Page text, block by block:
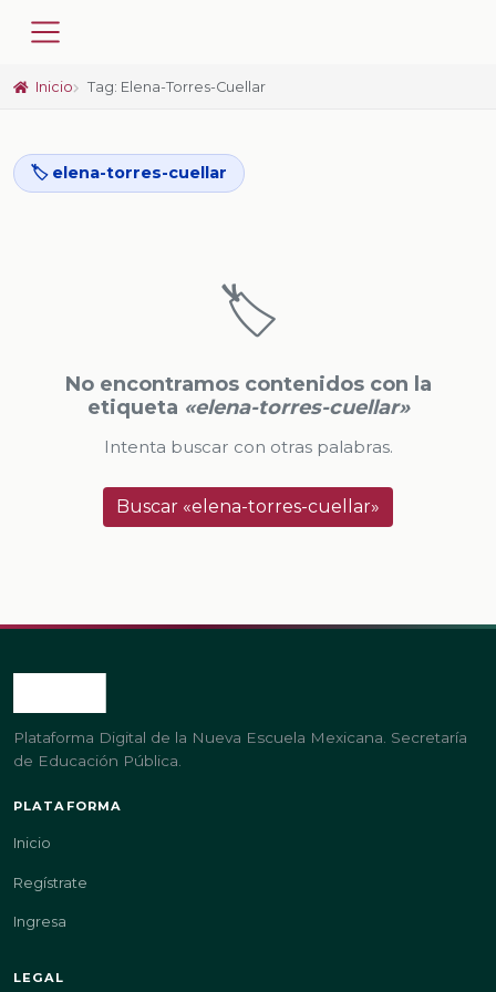
Inicio Tag: Elena-Torres-Cuellar
🏷️ elena-torres-cuellar
🏷️
No encontramos contenidos con la
etiqueta «elena-torres-cuellar»
Intenta buscar con otras palabras.
Buscar «elena-torres-cuellar»
Plataforma Digital de la Nueva Escuela Mexicana. Secretaría
de Educación Pública.
PLATAFORMA
Inicio
Regístrate
Ingresa
LEGAL